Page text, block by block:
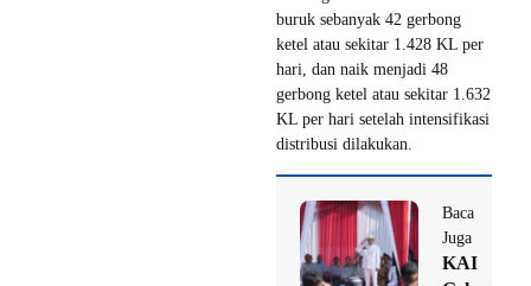
buruk sebanyak 42 gerbong
ketel atau sekitar 1.428 KL per
hari, dan naik menjadi 48
gerbong ketel atau sekitar 1.632
KL per hari setelah intensifikasi
distribusi dilakukan.
Baca
Juga
KAI